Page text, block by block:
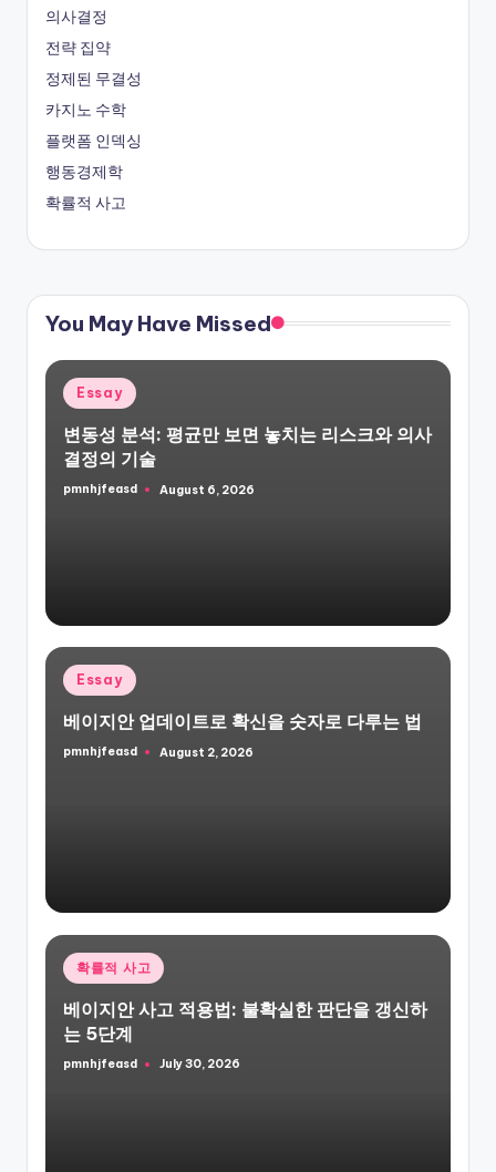
의사결정
전략 집약
정제된 무결성
카지노 수학
플랫폼 인덱싱
행동경제학
확률적 사고
You May Have Missed
Posted
in
Essay
변동성 분석: 평균만 보면 놓치는 리스크와 의사
결정의 기술
Posted
pmnhjfeasd August 6, 2026
Posted
in
Essay
베이지안 업데이트로 확신을 숫자로 다루는 법
Posted
pmnhjfeasd August 2, 2026
Posted
in
확률적 사고
베이지안 사고 적용법: 불확실한 판단을 갱신하
는 5단계
Posted
pmnhjfeasd July 30, 2026